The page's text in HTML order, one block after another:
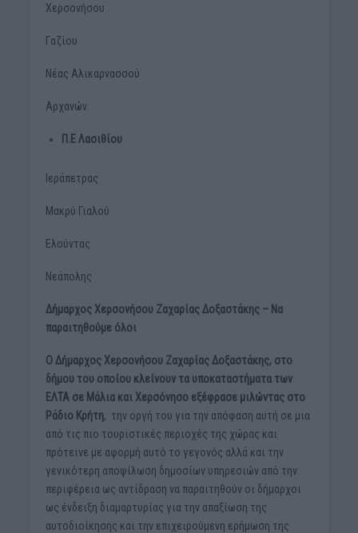
Χερσονήσου
Γαζίου
Νέας Αλικαρνασσού
Αρχανών
Π.Ε Λασιθίου
Ιεράπετρας
Μακρύ Γιαλού
Ελούντας
Νεάπολης
Δήμαρχος Χερσονήσου Ζαχαρίας Δοξαστάκης – Να
παραιτηθούμε όλοι
Ο Δήμαρχος Χερσονήσου Ζαχαρίας Δοξαστάκης, στο
δήμου του οποίου κλείνουν τα υποκαταστήματα των
ΕΛΤΑ σε Μάλια και Χερσόνησο εξέφρασε μιλώντας στο
Ράδιο Κρήτη, την οργή του για την απόφαση αυτή σε μια
από τις πιο τουριστικές περιοχές της χώρας και
πρότεινε με αφορμή αυτό το γεγονός αλλά και την
γενικότερη αποψίλωση δημοσίων υπηρεσιών από την
περιφέρεια ως αντίδραση να παραιτηθούν οι δήμαρχοι
ως ένδειξη διαμαρτυρίας για την απαξίωση της
αυτοδιοίκησης και την επιχειρούμενη ερήμωση της